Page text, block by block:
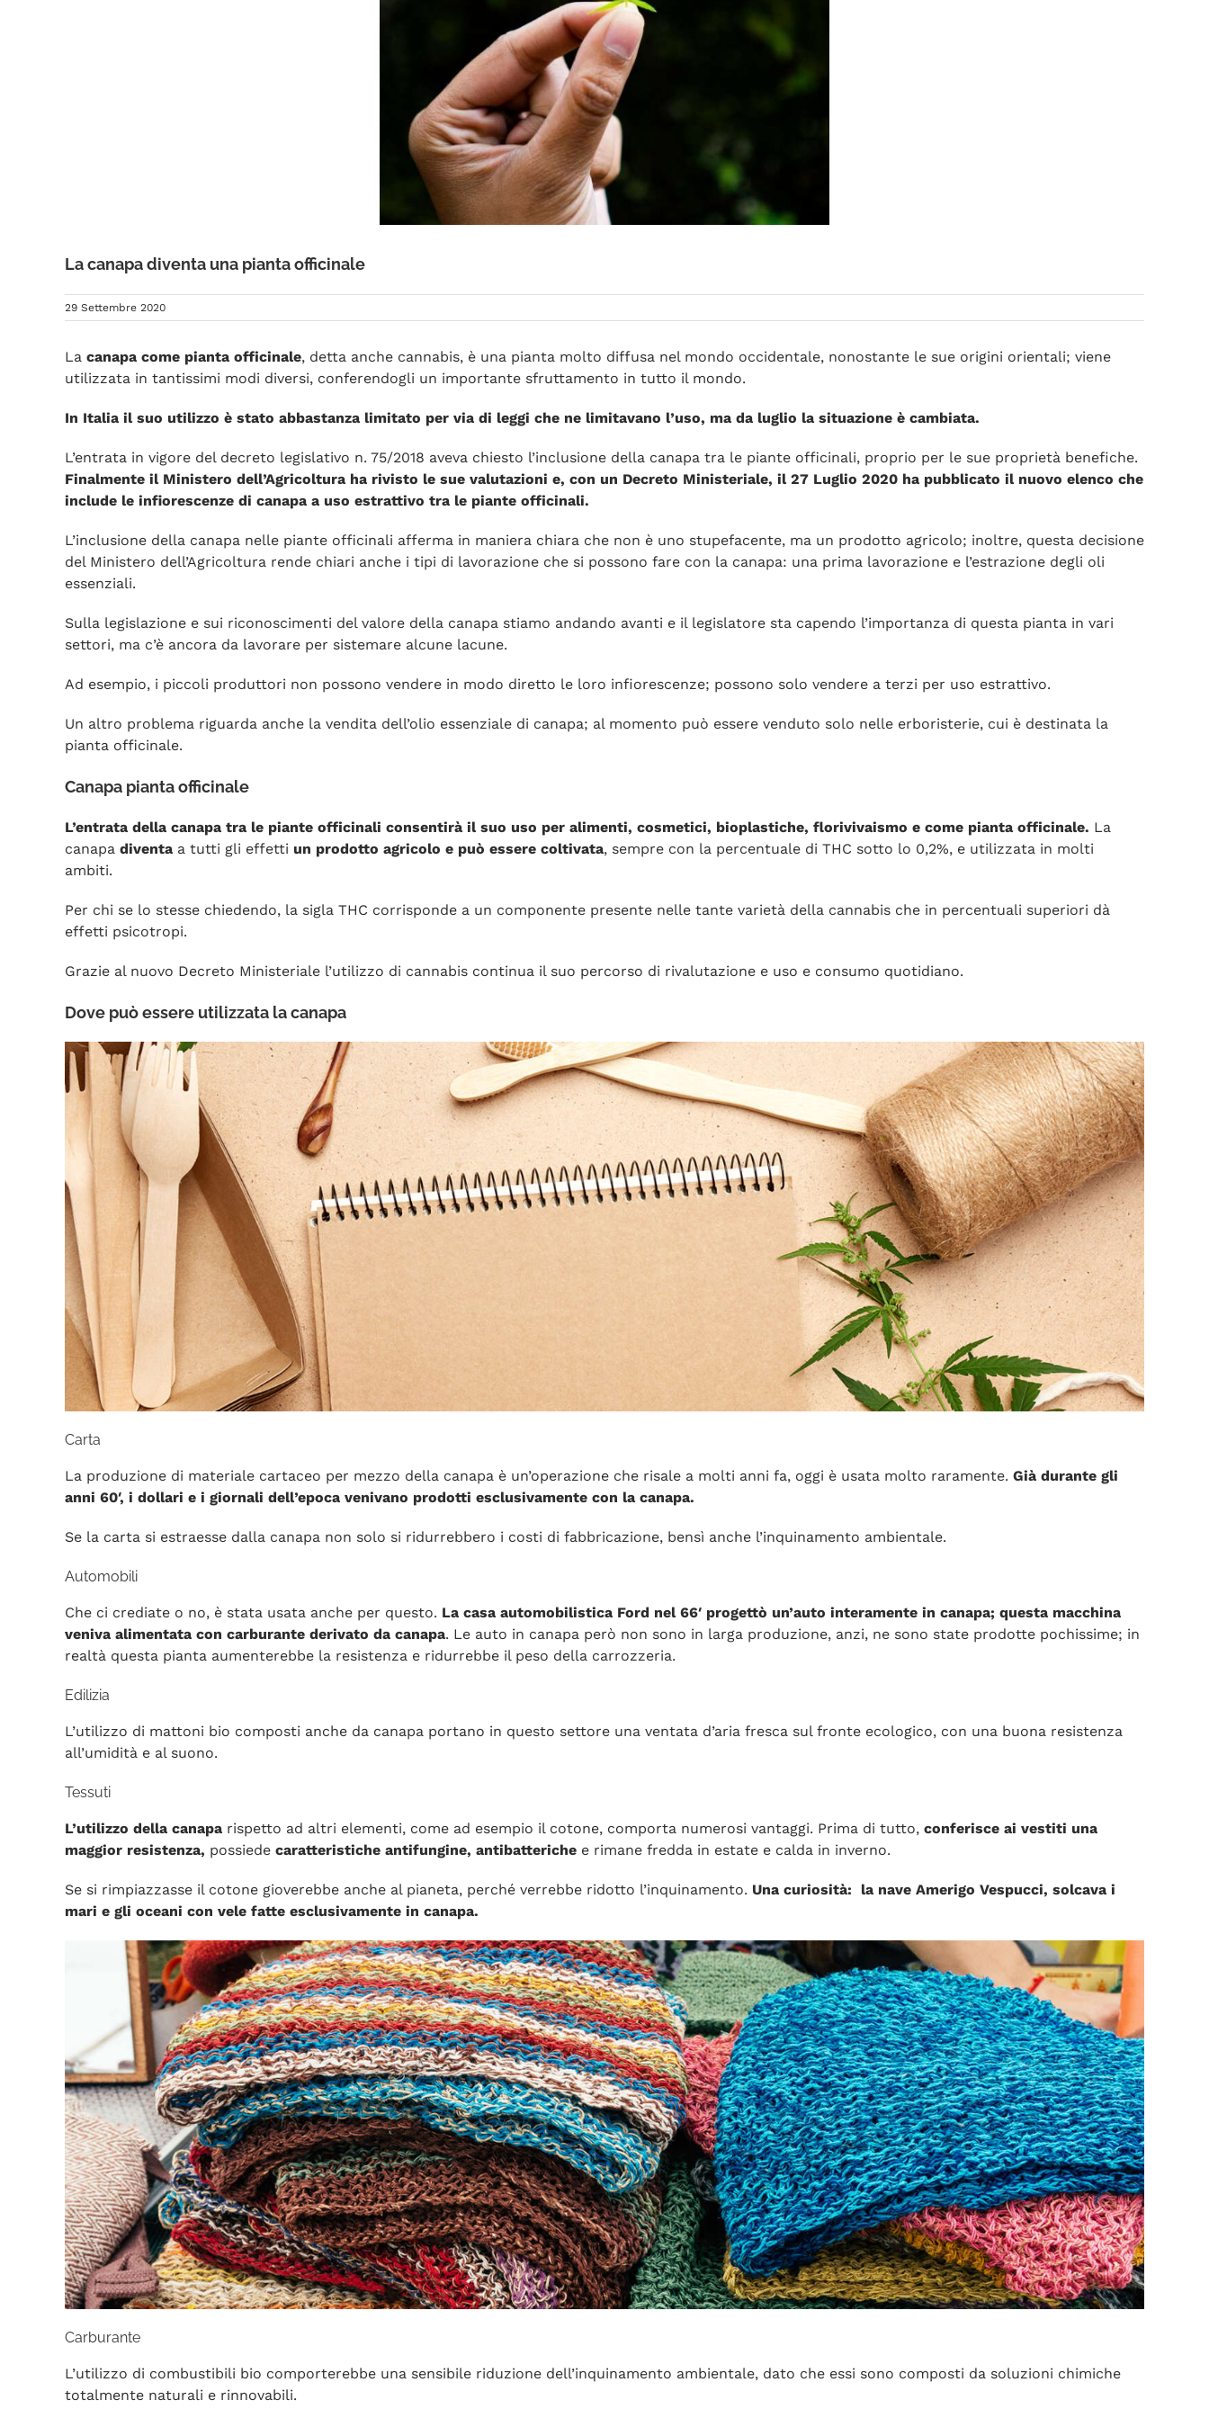
La canapa diventa una pianta officinale
29 Settembre 2020
La canapa come pianta officinale, detta anche cannabis, è una pianta molto diffusa nel mondo occidentale, nonostante le sue origini orientali; viene
utilizzata in tantissimi modi diversi, conferendogli un importante sfruttamento in tutto il mondo.
In Italia il suo utilizzo è stato abbastanza limitato per via di leggi che ne limitavano l’uso, ma da luglio la situazione è cambiata.
L’entrata in vigore del decreto legislativo n. 75/2018 aveva chiesto l’inclusione della canapa tra le piante officinali, proprio per le sue proprietà benefiche.
Finalmente il Ministero dell’Agricoltura ha rivisto le sue valutazioni e, con un Decreto Ministeriale, il 27 Luglio 2020 ha pubblicato il nuovo elenco che
include le infiorescenze di canapa a uso estrattivo tra le piante officinali.
L’inclusione della canapa nelle piante officinali afferma in maniera chiara che non è uno stupefacente, ma un prodotto agricolo; inoltre, questa decisione
del Ministero dell’Agricoltura rende chiari anche i tipi di lavorazione che si possono fare con la canapa: una prima lavorazione e l’estrazione degli oli
essenziali.
Sulla legislazione e sui riconoscimenti del valore della canapa stiamo andando avanti e il legislatore sta capendo l’importanza di questa pianta in vari
settori, ma c’è ancora da lavorare per sistemare alcune lacune.
Ad esempio, i piccoli produttori non possono vendere in modo diretto le loro infiorescenze; possono solo vendere a terzi per uso estrattivo.
Un altro problema riguarda anche la vendita dell’olio essenziale di canapa; al momento può essere venduto solo nelle erboristerie, cui è destinata la
pianta officinale.
Canapa pianta officinale
L’entrata della canapa tra le piante officinali consentirà il suo uso per alimenti, cosmetici, bioplastiche, florivivaismo e come pianta officinale. La
canapa diventa a tutti gli effetti un prodotto agricolo e può essere coltivata, sempre con la percentuale di THC sotto lo 0,2%, e utilizzata in molti
ambiti.
Per chi se lo stesse chiedendo, la sigla THC corrisponde a un componente presente nelle tante varietà della cannabis che in percentuali superiori dà
effetti psicotropi.
Grazie al nuovo Decreto Ministeriale l’utilizzo di cannabis continua il suo percorso di rivalutazione e uso e consumo quotidiano.
Dove può essere utilizzata la canapa
Carta
La produzione di materiale cartaceo per mezzo della canapa è un’operazione che risale a molti anni fa, oggi è usata molto raramente. Già durante gli
anni 60′, i dollari e i giornali dell’epoca venivano prodotti esclusivamente con la canapa.
Se la carta si estraesse dalla canapa non solo si ridurrebbero i costi di fabbricazione, bensì anche l’inquinamento ambientale.
Automobili
Che ci crediate o no, è stata usata anche per questo. La casa automobilistica Ford nel 66′ progettò un’auto interamente in canapa; questa macchina
veniva alimentata con carburante derivato da canapa. Le auto in canapa però non sono in larga produzione, anzi, ne sono state prodotte pochissime; in
realtà questa pianta aumenterebbe la resistenza e ridurrebbe il peso della carrozzeria.
Edilizia
L’utilizzo di mattoni bio composti anche da canapa portano in questo settore una ventata d’aria fresca sul fronte ecologico, con una buona resistenza
all’umidità e al suono.
Tessuti
L’utilizzo della canapa rispetto ad altri elementi, come ad esempio il cotone, comporta numerosi vantaggi. Prima di tutto, conferisce ai vestiti una
maggior resistenza, possiede caratteristiche antifungine, antibatteriche e rimane fredda in estate e calda in inverno.
Se si rimpiazzasse il cotone gioverebbe anche al pianeta, perché verrebbe ridotto l’inquinamento. Una curiosità: la nave Amerigo Vespucci, solcava i
mari e gli oceani con vele fatte esclusivamente in canapa.
Carburante
L’utilizzo di combustibili bio comporterebbe una sensibile riduzione dell’inquinamento ambientale, dato che essi sono composti da soluzioni chimiche
totalmente naturali e rinnovabili.